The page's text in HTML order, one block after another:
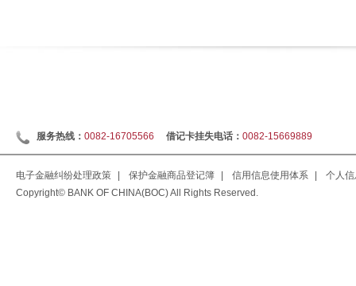
服务热线： 0082-16705566 借记卡挂失电话： 0082-15669889
电子金融纠纷处理政策 保护金融商品登记簿 信用信息使用体系
个人
Copyright© BANK OF CHINA(BOC) All Rights Reserved.